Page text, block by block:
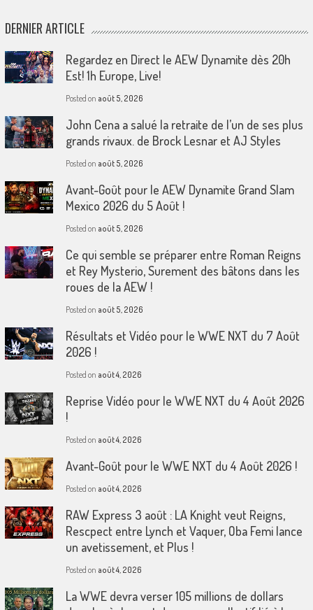
DERNIER ARTICLE
Regardez en Direct le AEW Dynamite dès 20h
Est! 1h Europe, Live!
Posted on août 5, 2026
John Cena a salué la retraite de l’un de ses plus
grands rivaux. de Brock Lesnar et AJ Styles
Posted on août 5, 2026
Avant-Goût pour le AEW Dynamite Grand Slam
Mexico 2026 du 5 Août !
Posted on août 5, 2026
Ce qui semble se préparer entre Roman Reigns
et Rey Mysterio, Surement des bâtons dans les
roues de la AEW !
Posted on août 5, 2026
Résultats et Vidéo pour le WWE NXT du 7 Août
2026 !
Posted on août 4, 2026
Reprise Vidéo pour le WWE NXT du 4 Août 2026
!
Posted on août 4, 2026
Avant-Goût pour le WWE NXT du 4 Août 2026 !
Posted on août 4, 2026
RAW Express 3 août : LA Knight veut Reigns,
Rescpect entre Lynch et Vaquer, Oba Femi lance
un avetissement, et Plus !
Posted on août 4, 2026
La WWE devra verser 105 millions de dollars